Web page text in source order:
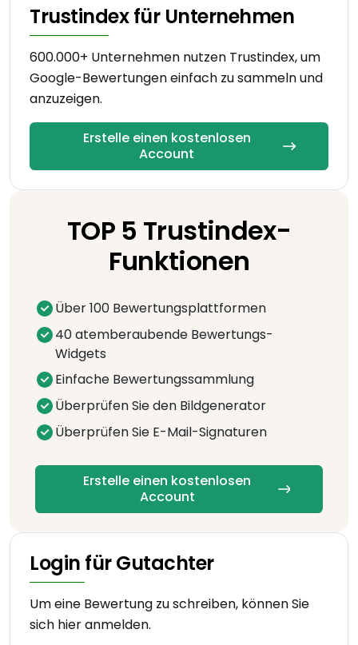
Trustindex für Unternehmen
600.000+ Unternehmen nutzen Trustindex, um
Google-Bewertungen einfach zu sammeln und
anzuzeigen.
Erstelle einen kostenlosen
Account
TOP 5 Trustindex-
Funktionen
Über 100 Bewertungsplattformen
40 atemberaubende Bewertungs-
Widgets
Einfache Bewertungssammlung
Überprüfen Sie den Bildgenerator
Überprüfen Sie E-Mail-Signaturen
Erstelle einen kostenlosen
Account
Login für Gutachter
Um eine Bewertung zu schreiben, können Sie
sich hier anmelden.